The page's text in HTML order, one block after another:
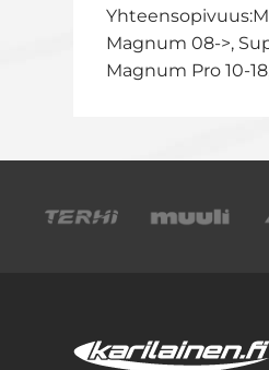
Yhteensopivuus:M
Magnum 08->,
Magnum Pro 10-